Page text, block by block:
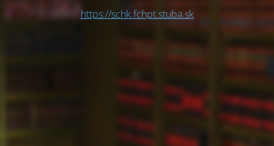
https://schk.fchpt.stuba.sk